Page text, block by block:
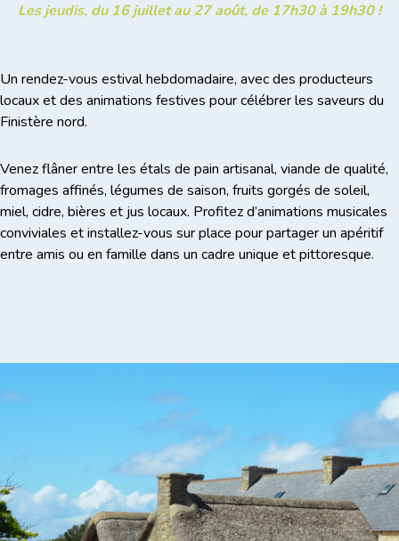
Les jeudis, du 16 juillet au 27 août, de 17h30 à 19h30 !
Un rendez-vous estival hebdomadaire, avec des producteurs
locaux et des animations festives pour célébrer les saveurs du
Finistère nord.
Venez flâner entre les étals de pain artisanal, viande de qualité,
fromages affinés, légumes de saison, fruits gorgés de soleil,
miel, cidre, bières et jus locaux. Profitez d’animations musicales
conviviales et installez-vous sur place pour partager un apéritif
entre amis ou en famille dans un cadre unique et pittoresque.